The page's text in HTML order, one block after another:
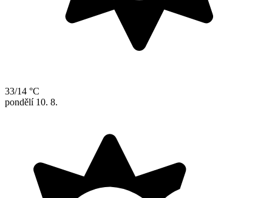
33/14 °C
pondělí 10. 8.